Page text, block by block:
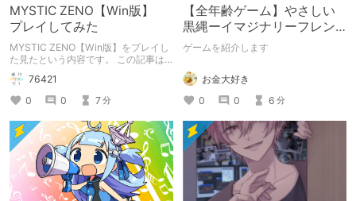
MYSTIC ZENO【Win版】
プレイしてみた
MYSTIC ZENO【Win版】をプレイし
た見たという内容です。 この記事は
通常のクリエイターズ記事です。
76421
0
0 7分
【全年齢ゲーム】やさしい
黒縄ーイマジナリーフレン
ドの「彼」と過ごすおぼん
ゲームを紹介します
お金大好き
0
0 6 分